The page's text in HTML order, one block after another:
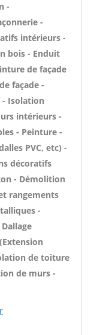
-
-
intérieurs -
bois - Enduit
de façade
façade -
- Isolation
intérieurs -
- Peinture -
PVC, etc) -
décoratifs
- Démolition
rangements
-
de toiture
de murs -